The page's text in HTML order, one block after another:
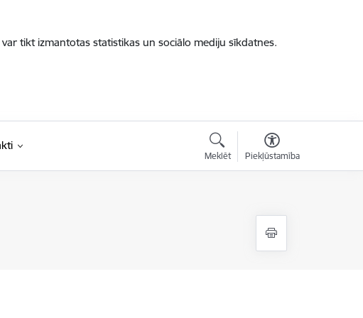
tikt izmantotas statistikas un sociālo mediju sīkdatnes.
Meklēt Piekļūstamība